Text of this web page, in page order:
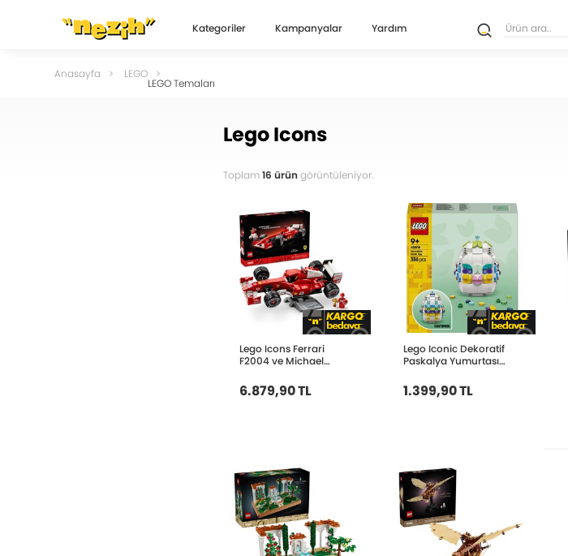
Kategoriler Kampanyalar Yardım
Anasayfa LEGO
LEGO Temaları
Lego Icons
Toplam16 ürüngörüntüleniyor.
Lego Icons Ferrari
F2004 ve Michael
6.879,90 TL
Lego Iconic Dekoratif
Paskalya Yumurtası
1.399,90 TL